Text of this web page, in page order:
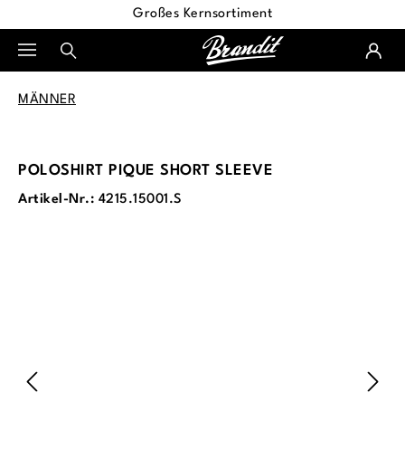
Großes Kernsortiment
MÄNNER
POLOSHIRT PIQUE SHORT SLEEVE
Artikel-Nr.: 4215.15001.S